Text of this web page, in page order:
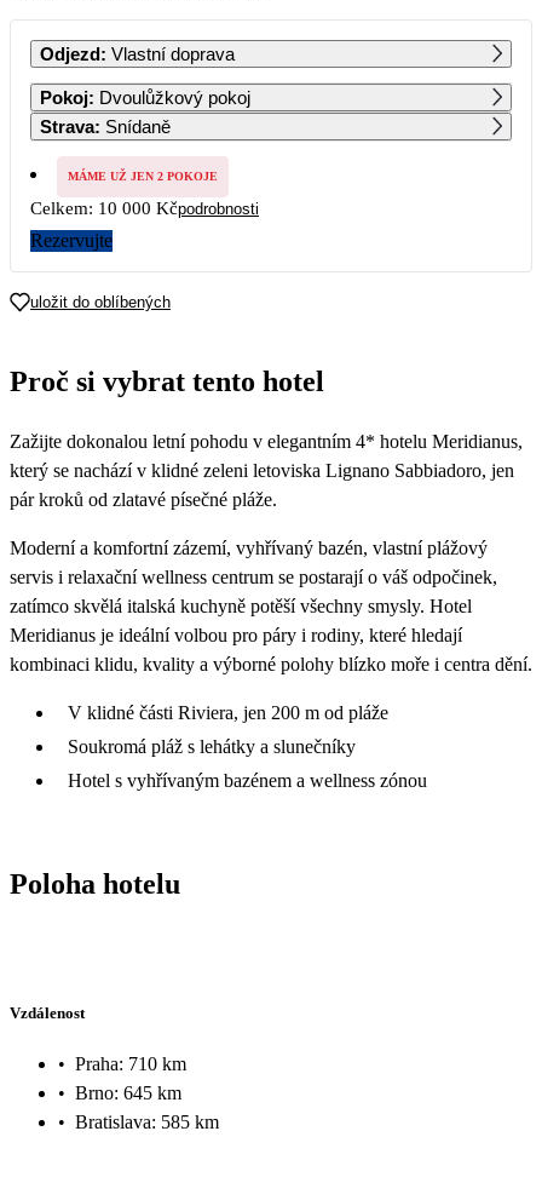
PO ÚT ST ČT PÁ SO NE
1
10 880
2
10 880
3 4 5 6
7
7 960
8 9 10 11 12 13
14 15 16
21 22 23 24 25 26 27
Odjezd: Vlastní doprava
Pokoj: Dvoulůžkový pokoj
Strava: Snídaně
MÁME UŽ JEN 2 POKOJE
Celkem: 10 000 Kčpodrobnosti
Rezervujte
uložit do oblíbených
Proč si vybrat tento hotel
Zažijte dokonalou letní pohodu v elegantním 4* hotelu Meridianus,
který se nachází v klidné zeleni letoviska Lignano Sabbiadoro, jen
pár kroků od zlatavé písečné pláže.
Moderní a komfortní zázemí, vyhřívaný bazén, vlastní plážový
servis i relaxační wellness centrum se postarají o váš odpočinek,
zatímco skvělá italská kuchyně potěší všechny smysly. Hotel
Meridianus je ideální volbou pro páry i rodiny, které hledají
kombinaci klidu, kvality a výborné polohy blízko moře i centra dění.
V klidné části Riviera, jen 200 m od pláže
Soukromá pláž s lehátky a slunečníky
Hotel s vyhřívaným bazénem a wellness zónou
Poloha hotelu
Vzdálenost
• Praha: 710 km
• Brno: 645 km
• Bratislava: 585 km